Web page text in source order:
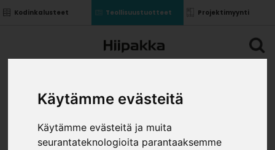
Käytämme evästeitä
Käytämme evästeitä ja muita
seurantateknologioita parantaaksemme
Kodinkalusteet Teollisuustuotteet Projektimyynti